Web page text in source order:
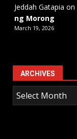
Jeddah Gatapia on
ng Morong
March 19, 2026
ARCHIVES